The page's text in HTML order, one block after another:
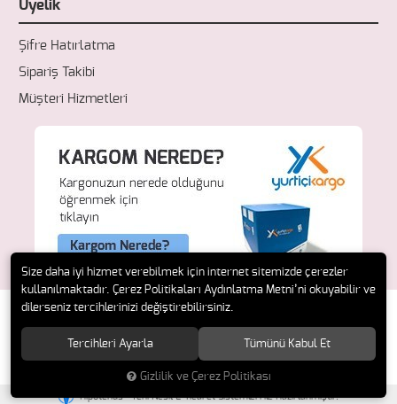
Üyelik
Şifre Hatırlatma
Sipariş Takibi
Müşteri Hizmetleri
© 2018 Fresh Ecza. Tüm hakları saklıdır.
Hipotenüs Yeni Nesil E-Ticaret Sistemleri ile Hazırlanmıştır.
Size daha iyi hizmet verebilmek için internet sitemizde çerezler
kullanılmaktadır. Çerez Politikaları Aydınlatma Metni’ni okuyabilir ve
dilerseniz tercihlerinizi değiştirebilirsiniz.
Tercihleri Ayarla Tümünü Kabul Et
Gizlilik ve Çerez Politikası